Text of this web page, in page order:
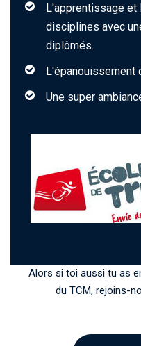
L'apprentissage et
disciplines avec
diplômés.
L'épanouissement
Une super
Alors si toi aussi tu as
du TCM, rejoins-